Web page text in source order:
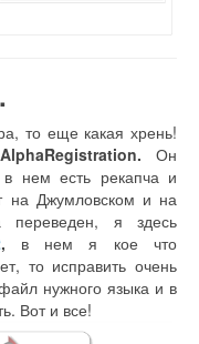
то еще какая хрень!
AlphaRegistration. Он
нем есть рекапча и
на Джумловском и на
переведен, я здесь
, в нем я кое что
то исправить очень
нужного языка и в
Вот и все!